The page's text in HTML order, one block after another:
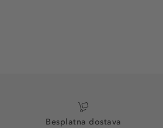
Besplatna dostava